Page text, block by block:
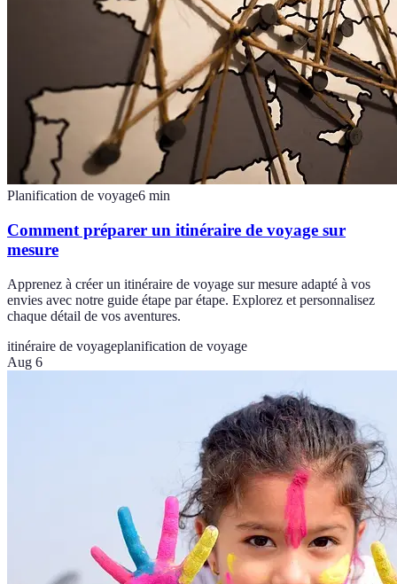
Planification de voyage6 min
Comment préparer un itinéraire de voyage sur
mesure
Apprenez à créer un itinéraire de voyage sur mesure adapté à vos
envies avec notre guide étape par étape. Explorez et personnalisez
chaque détail de vos aventures.
itinéraire de voyageplanification de voyage
Aug 6